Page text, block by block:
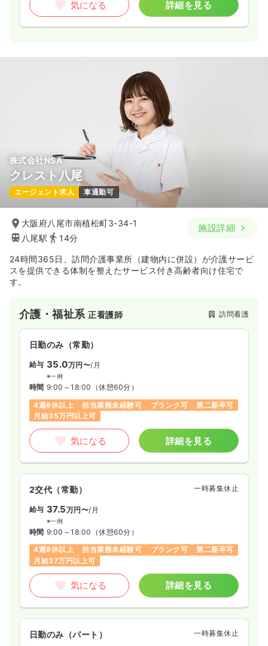
気になる 詳細を見る
株式会社NSA
クレスト八尾
エージェント求人 車通勤可
大阪府八尾市南植松町3-34-1
八尾駅
14分
施設詳細
24時間365日、訪問介護事業所（建物内に併設）が介護サービ
スを提供できる体制を整えたサービス付き高齢者向け住宅で
す。
介護・福祉系正看護師 訪問看護
日勤のみ（常勤）
給与 35.0万円〜/月
※一例
時間 9:00～18:00 （休憩60分）
4週8休以上
担当業務未経験可 ブランク可
第二新卒可
月給35万円以上可
気になる 詳細を見る
2交代（常勤） 一時募集休止
給与 37.5万円〜/月
※一例
時間 9:00～18:00 （休憩60分）
4週8休以上
担当業務未経験可 ブランク可
第二新卒可
月給37万円以上可
気になる 詳細を見る
日勤のみ（パート） 一時募集休止